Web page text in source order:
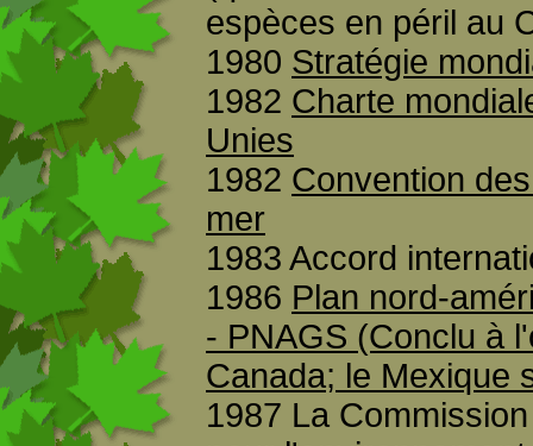
espèces en péril au
1980 Stratégie
1982 Charte
Unies
1982 Convention
mer
1983 Accord
1986 Plan nord-
- PNAGS (Conclu à
Canada; le Mexique
1987 La